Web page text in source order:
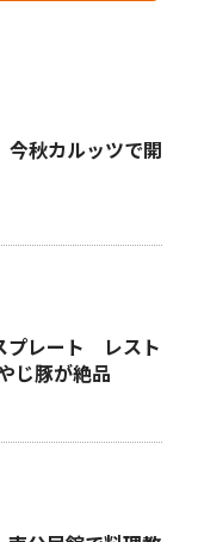
秋カルッツで開
プレート レスト
じ豚が絶品